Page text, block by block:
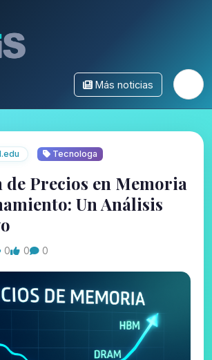
Más noticias
Tecnologa
de Precios en Memoria
Un Análisis
0 0 0